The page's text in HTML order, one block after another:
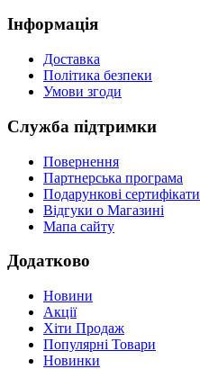
Інформація
Доставка
Політика безпеки
Умови згоди
Служба підтримки
Повернення
Партнерська програма
Подарункові сертифікати
Відгуки о Магазині
Мапа сайту
Додатково
Новини
Акції
Хіти Продаж
Популярні Товари
Новинки